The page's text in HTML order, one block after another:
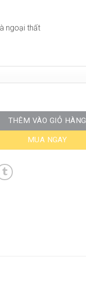
ngoại thất
số lượng
THÊM VÀO GIỎ HÀNG
MUA NGAY